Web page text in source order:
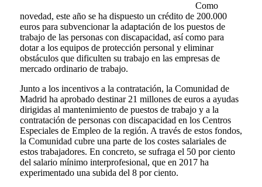
Como
novedad, este año se ha dispuesto un crédito de 200.000
euros para subvencionar la adaptación de los puestos de
trabajo de las personas con discapacidad, así como para
dotar a los equipos de protección personal y eliminar
obstáculos que dificulten su trabajo en las empresas de
mercado ordinario de trabajo.
Junto a los incentivos a la contratación, la Comunidad de
Madrid ha aprobado destinar 21 millones de euros a ayudas
dirigidas al mantenimiento de puestos de trabajo y a la
contratación de personas con discapacidad en los Centros
Especiales de Empleo de la región. A través de estos fondos,
la Comunidad cubre una parte de los costes salariales de
estos trabajadores. En concreto, se sufraga el 50 por ciento
del salario mínimo interprofesional, que en 2017 ha
experimentado una subida del 8 por ciento.